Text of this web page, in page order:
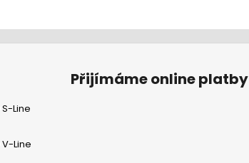
Line
V-Line
Přijímáme online platby